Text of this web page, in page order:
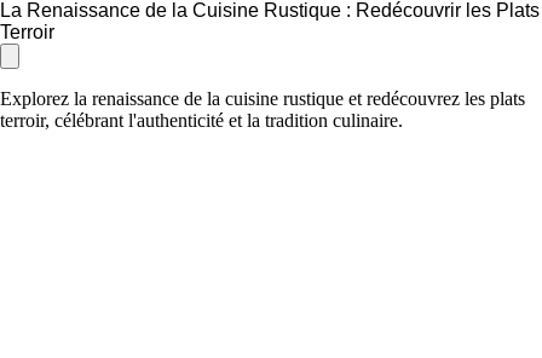
La Renaissance de la Cuisine Rustique : Redécouvrir les Plats
Terroir
Explorez la renaissance de la cuisine rustique et redécouvrez les plats
terroir, célébrant l'authenticité et la tradition culinaire.